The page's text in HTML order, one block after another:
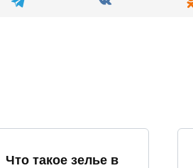
Что такое зелье в